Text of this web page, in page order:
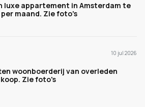
luxe appartement in Amsterdam te
maand. Zie foto's
10 jul 2026
woonboerderij van overleden
Zie foto's